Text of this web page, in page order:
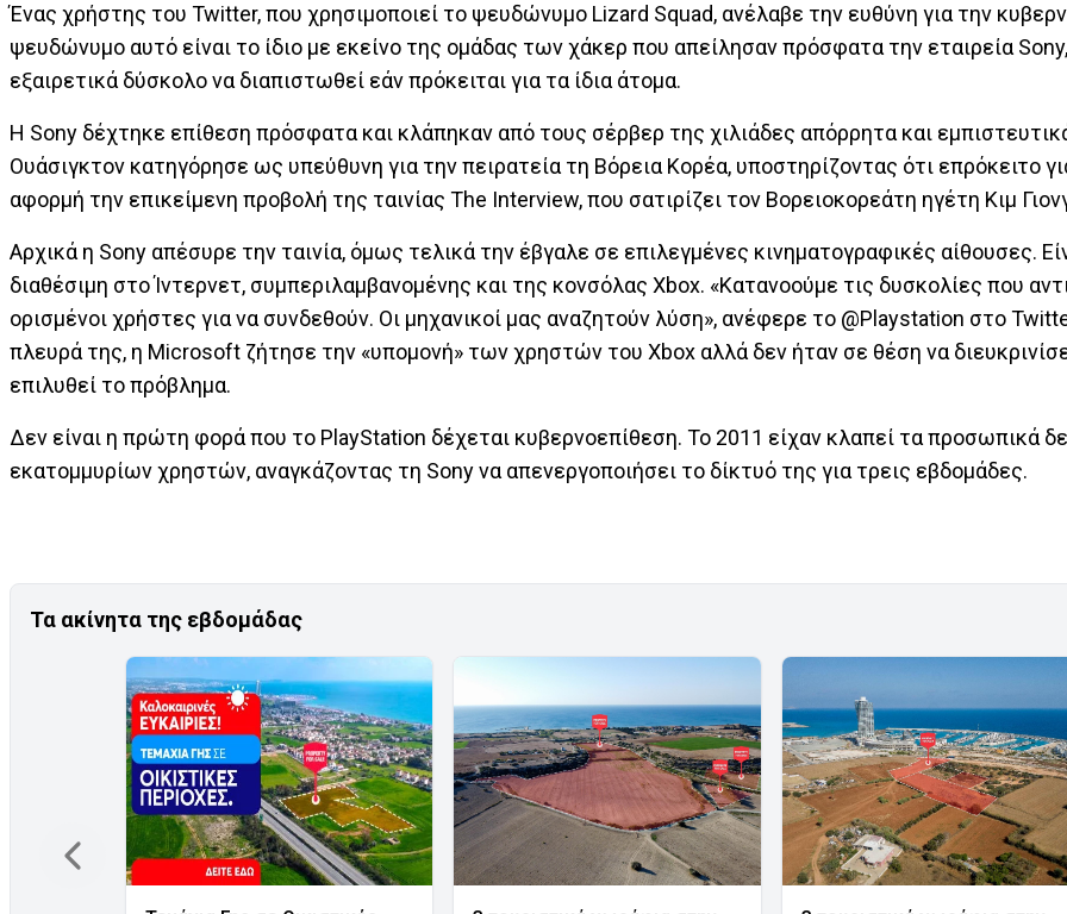
Ένας χρήστης του Twitter, που χρησιμοποιεί το ψευδώνυμο Lizard Squad, ανέλαβε την ευθύνη για την
ψευδώνυμο αυτό είναι το ίδιο με εκείνο της ομάδας των χάκερ που απείλησαν πρόσφατα την εταιρεία
εξαιρετικά δύσκολο να διαπιστωθεί εάν πρόκειται για τα ίδια άτομα.
Η Sony δέχτηκε επίθεση πρόσφατα και κλάπηκαν από τους σέρβερ της χιλιάδες απόρρητα και
Ουάσιγκτον κατηγόρησε ως υπεύθυνη για την πειρατεία τη Βόρεια Κορέα, υποστηρίζοντας ότι επρόκειτο
αφορμή την επικείμενη προβολή της ταινίας The Interview, που σατιρίζει τον Βορειοκορεάτη ηγέτη Κιμ
Αρχικά η Sony απέσυρε την ταινία, όμως τελικά την έβγαλε σε επιλεγμένες κινηματογραφικές αίθουσες.
διαθέσιμη στο Ίντερνετ, συμπεριλαμβανομένης και της κονσόλας Xbox. «Κατανοούμε τις δυσκολίες που
ορισμένοι χρήστες για να συνδεθούν. Οι μηχανικοί μας αναζητούν λύση», ανέφερε το @Playstation στο
πλευρά της, η Microsoft ζήτησε την «υπομονή» των χρηστών του Xbox αλλά δεν ήταν σε θέση να
επιλυθεί το πρόβλημα.
Δεν είναι η πρώτη φορά που το PlayStation δέχεται κυβερνοεπίθεση. Το 2011 είχαν κλαπεί τα προσωπικά
εκατομμυρίων χρηστών, αναγκάζοντας τη Sony να απενεργοποιήσει το δίκτυό της για τρεις εβδομάδες.
Τα ακίνητα της εβδομάδας